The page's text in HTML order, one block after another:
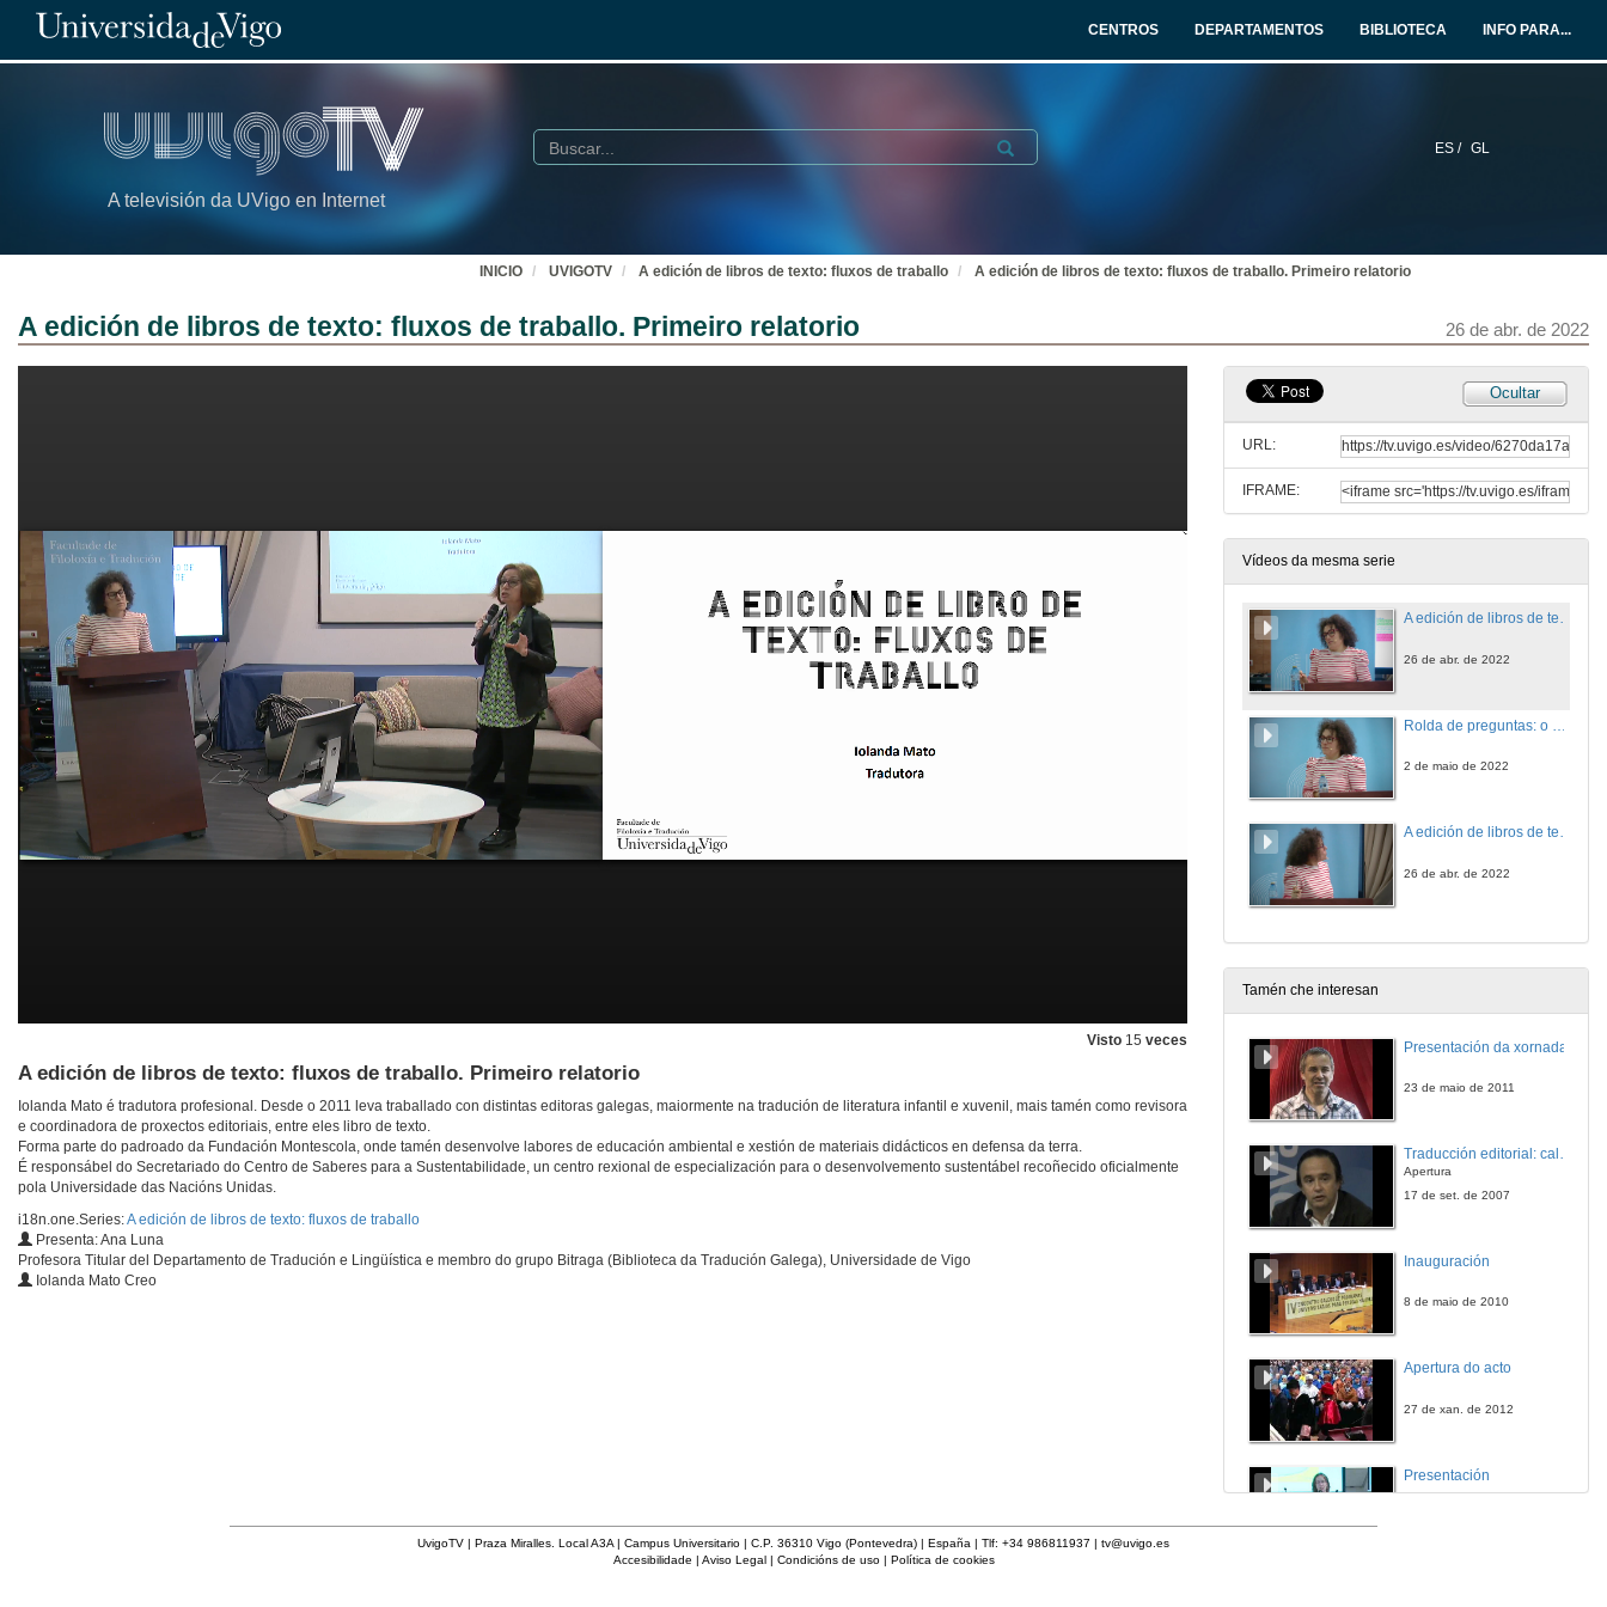
CENTROS DEPARTAMENTOS BIBLIOTECA INFO PARA...
A televisión da UVigo en Internet
ES / GL
Buscar Submit
INICIO UVIGOTV A edición de libros de texto: fluxos de traballo A edición de libros de texto: fluxos de traballo. Primeiro relatorio
A edición de libros de texto: fluxos de traballo. Primeiro relatorio 26 de abr. de 2022
Visto 15 veces
A edición de libros de texto: fluxos de traballo. Primeiro relatorio
Iolanda Mato é tradutora profesional. Desde o 2011 leva traballado con distintas editoras galegas, maiormente na tradución de literatura infantil e xuvenil, mais tamén como revisora
e coordinadora de proxectos editoriais, entre eles libro de texto.
Forma parte do padroado da Fundación Montescola, onde tamén desenvolve labores de educación ambiental e xestión de materiais didácticos en defensa da terra.
É responsábel do Secretariado do Centro de Saberes para a Sustentabilidade, un centro rexional de especialización para o desenvolvemento sustentábel recoñecido oficialmente
pola Universidade das Nacións Unidas.
i18n.one.Series:A edición de libros de texto: fluxos de traballo
Presenta: Ana Luna
Profesora Titular del Departamento de Tradución e Lingüística e membro do grupo Bitraga (Biblioteca da Tradución Galega), Universidade de Vigo
Iolanda Mato Creo
Ocultar
URL:
IFRAME:
Vídeos da mesma serie
A edición de libros de texto: fluxos de traballo. Primeiro relatorio
26 de abr. de 2022
2 de maio de 2022
A edición de libros de texto: fluxos de traballo. Segundo relatorio
26 de abr. de 2022
Tamén che interesan
Presentación da xornada
23 de maio de 2011
Traducción editorial: calidade e xestión de proxectos
Apertura
17 de set. de 2007
Inauguración
8 de maio de 2010
Apertura do acto
27 de xan. de 2012
Presentación
UvigoTV | Praza Miralles. Local A3A | Campus Universitario | C.P. 36310 Vigo (Pontevedra) | España | Tlf: +34 986811937 | tv@uvigo.es
Accesibilidade | Aviso Legal| Condicións de uso| Política de cookies